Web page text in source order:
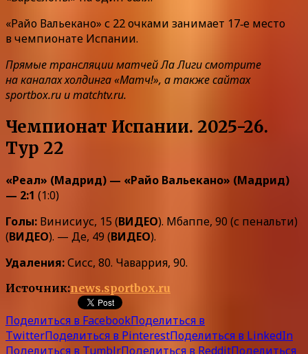
«Райо Вальекано» с 22 очками занимает 17‑е место
в чемпионате Испании.
Прямые трансляции матчей Ла Лиги смотрите
на каналах холдинга «Матч!», а также сайтах
sportbox.ru и matchtv.ru.
Чемпионат Испании. 2025-26.
Тур 22
«Реал» (Мадрид) — «Райо Вальекано» (Мадрид)
— 2:1 (1:0)
Голы: Винисиус, 15 (ВИДЕО). Мбаппе, 90 (с пенальти)
(ВИДЕО). — Де, 49 (ВИДЕО).
Удаления:Сисс, 80. Чаваррия, 90.
Источник:news.sportbox.ru
Поделиться в FacebookПоделиться в
TwitterПоделиться в PinterestПоделиться в LinkedIn
Поделиться в TumblrПоделиться в RedditПоделиться